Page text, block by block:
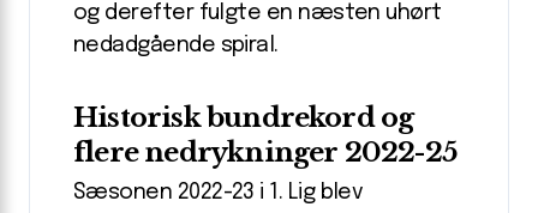
og derefter fulgte en næsten uhørt
nedadgående spiral.
Historisk bundrekord og
flere nedrykninger 2022-25
Sæsonen 2022-23 i 1. Lig blev